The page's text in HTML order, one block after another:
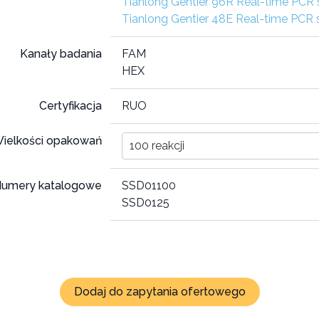
Tianlong Gentier 48E Real-time PCR
Kanały badania
FAM
HEX
Certyfikacja RUO
opakowań 100 reakcji
katalogowe
SSD01100
SSD0125
Dodaj do zapytania ofertowego